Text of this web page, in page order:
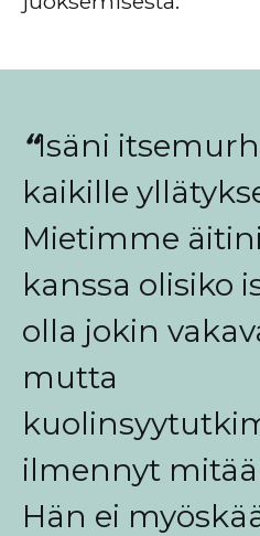
“Isäni
kaikille
Mietimme
kanssa olisiko
olla jokin
mutta
ilmennyt
Hän ei